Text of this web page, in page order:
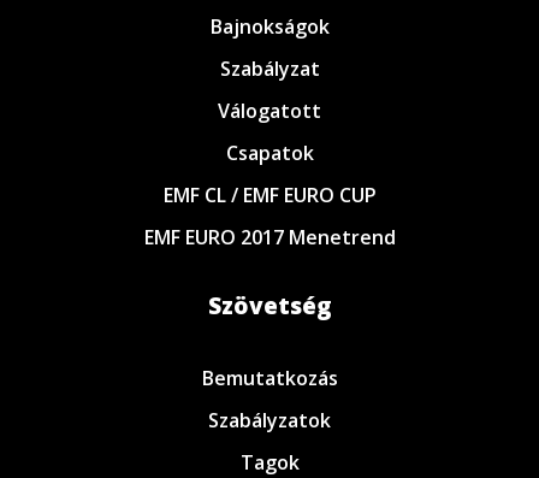
Bajnokságok
Szabályzat
Válogatott
Csapatok
EMF CL / EMF EURO CUP
EMF EURO 2017 Menetrend
Szövetség
Bemutatkozás
Szabályzatok
Tagok